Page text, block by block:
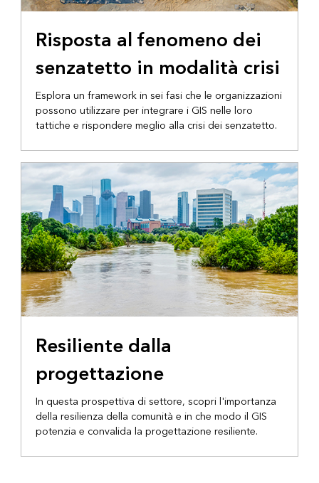
Risposta al fenomeno dei
senzatetto in modalità crisi
Esplora un framework in sei fasi che le organizzazioni
possono utilizzare per integrare i GIS nelle loro
tattiche e rispondere meglio alla crisi dei senzatetto.
Resiliente dalla
progettazione
In questa prospettiva di settore, scopri l'importanza
della resilienza della comunità e in che modo il GIS
potenzia e convalida la progettazione resiliente.